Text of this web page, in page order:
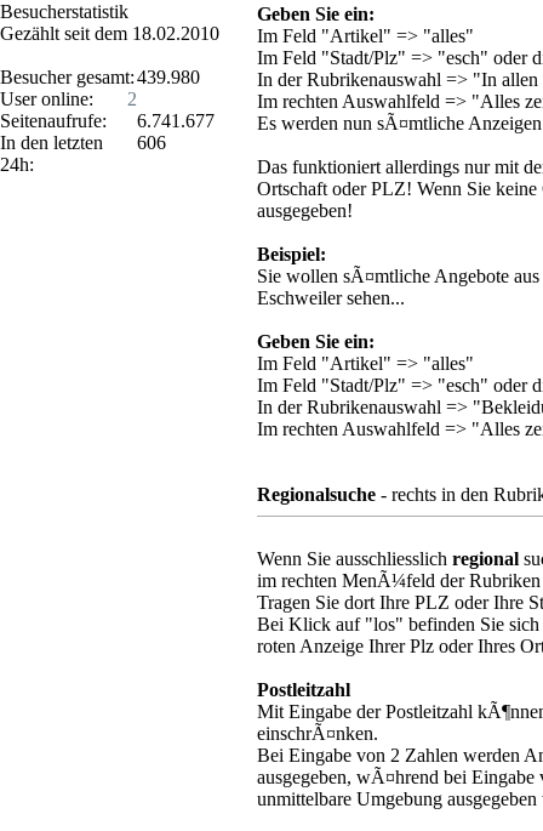
Besucherstatistik
Gezählt seit dem 18.02.2010
Besucher gesamt:
User online: 2
Seitenaufrufe:
In den letzten
24h:
439.980
6.741.677
606
Geben Sie ein:
Im Feld "Artikel" => "alles"
Im Feld "Stadt/Plz" => "esch" oder
In der Rubrikenauswahl => "In
Im rechten Auswahlfeld => "Alles
Es werden nun sÃ¤mtliche
Das funktioniert allerdings nur mit
Ortschaft oder PLZ! Wenn Sie
ausgegeben!
Beispiel:
Sie wollen sÃ¤mtliche Angebote
Eschweiler sehen...
Geben Sie ein:
Im Feld "Artikel" => "alles"
Im Feld "Stadt/Plz" => "esch" oder
In der Rubrikenauswahl =>
Im rechten Auswahlfeld => "Alles
Regionalsuche - rechts in den
Wenn Sie ausschliesslich regional
im rechten MenÃ¼feld der
Tragen Sie dort Ihre PLZ oder Ihre
Bei Klick auf "los" befinden Sie sich
roten Anzeige Ihrer Plz oder Ihres
Postleitzahl
Mit Eingabe der Postleitzahl
einschrÃ¤nken.
Bei Eingabe von 2 Zahlen werden
ausgegeben, wÃ¤hrend bei
unmittelbare Umgebung ausgegeben